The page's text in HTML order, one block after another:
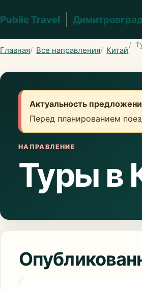
Public Travel
Главная Все направления Китай
Актуальность
Перед планированием
НАПРАВЛЕНИЕ
Туры в